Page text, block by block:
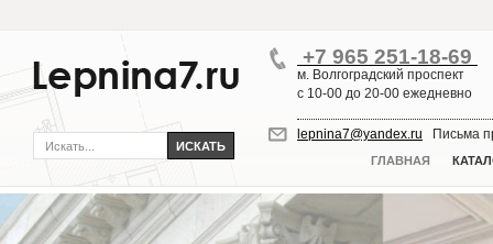
ГЛАВНАЯ
+7 965 251-18-69
м. Волгоградский проспект
с 10-00 до 20-00 ежедневно
lepnina7@yandex.ru Письма